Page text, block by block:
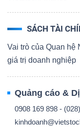
SÁCH TÀI
Vai trò của Quan hệ
giá trị doanh nghiệp
Quảng cáo &
0908 169 898 -